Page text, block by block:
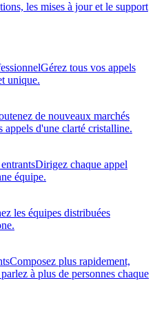
les mises à jour et le support
Gérez tous vos appels
unique.
de nouveaux marchés
appels d'une clarté cristalline.
Dirigez chaque appel
équipe.
les équipes distribuées
Composez plus rapidement,
à plus de personnes chaque